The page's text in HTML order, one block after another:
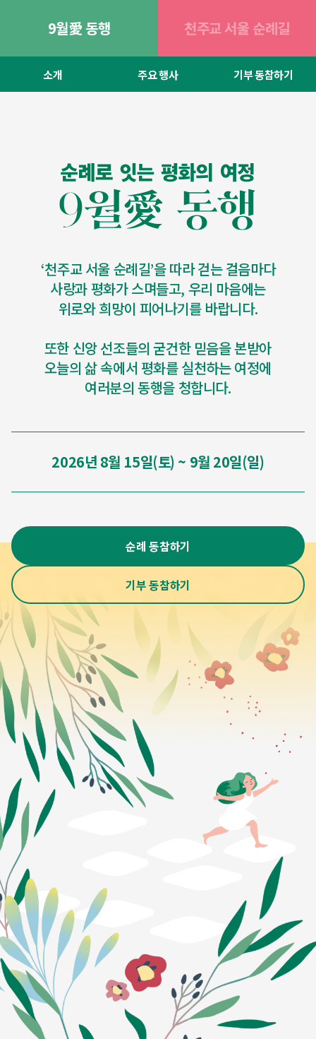
9월愛 동행 천주교 서울 순례길
소개 주요 행사 기부 동참하기
‘천주교 서울 순례길’을 따라 걷는 걸음마다
사랑과 평화가 스며들고, 우리 마음에는
위로와 희망이 피어나기를 바랍니다.
또한 신앙 선조들의 굳건한 믿음을 본받아
오늘의 삶 속에서 평화를 실천하는 여정에
여러분의 동행을 청합니다.
2026년 8월 15일(토) ~ 9월 20일(일)
순례 동참하기
기부 동참하기